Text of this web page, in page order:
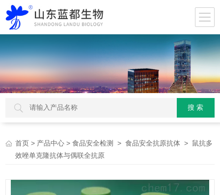
首页 > 产品中心 >食品安全检测 >食品安全抗原抗体 > 鼠抗多
效唑单克隆抗体与偶联全抗原